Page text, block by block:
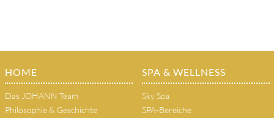
HOME
Das JOHANN Team
Philosophie & Geschichte
SPA & WELLNESS
Sky Spa
SPA-Bereiche